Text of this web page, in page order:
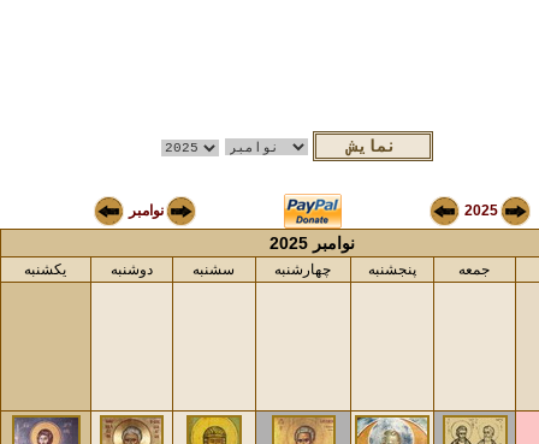
نوامبر 2025
نوامبر 2025
یکشنبه دوشنبه سشنبه چهارشنبه پنجشنبه جمعه